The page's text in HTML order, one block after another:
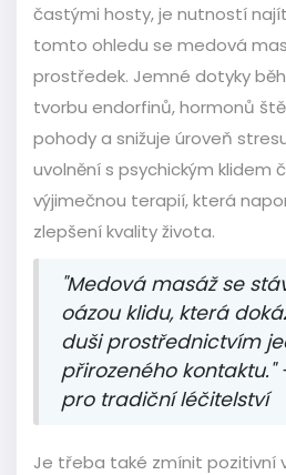
častými hosty, je nutností najít
tomto ohledu se medová
prostředek. Jemné dotyky
tvorbu endorfinů, hormonů
pohody a snižuje úroveň
uvolnění s psychickým klidem
výjimečnou terapií, která
zlepšení kvality života.
"Medová masáž se
oázou klidu, která
duši prostřednictvím
přirozeného kontaktu."
pro tradiční léčitelství
Je třeba také zmínit pozitivní